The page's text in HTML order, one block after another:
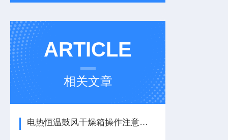
ARTICLE
相关文章
电热恒温鼓风干燥箱操作注意事项